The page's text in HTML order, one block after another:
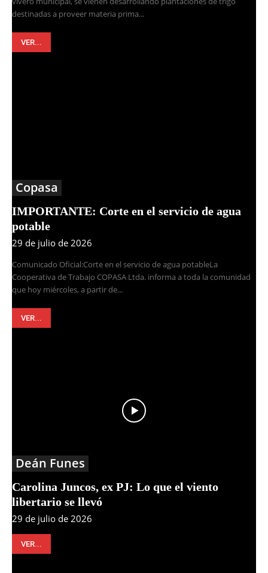
destinadas a proveer materia prima...
VER...
Copasa
IMPORTANTE: Corte en el servicio de agua
potable
29 de julio de 2026
Comunicado Oficial:Corte en el servicio de agua potableLa
Cooperativa de Trabajo COPASA Ltda. informa a toda la comunidad
que hoy miércoles, a partir de...
VER...
Deán Funes
Carolina Juncos, ex PJ: Lo que el viento
libertario se llevó
29 de julio de 2026
VER...